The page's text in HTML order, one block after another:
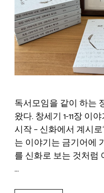
독서모임을 같이 하는
왔다. 창세기 1-11장 이
시작 – 신화에서 계시로
는 이야기는 금기어에
를 신화로 보는 것처럼
…